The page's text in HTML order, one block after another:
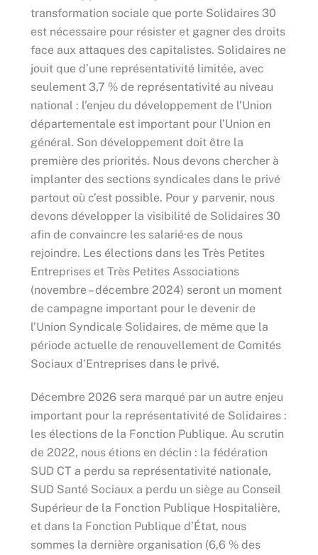
transformation sociale que porte Solidaires 30
est nécessaire pour résister et gagner des droits
face aux attaques des capitalistes. Solidaires ne
jouit que d’une représentativité limitée, avec
seulement 3,7 % de représentativité au niveau
national : l’enjeu du développement de l’Union
départementale est important pour l’Union en
général. Son développement doit être la
première des priorités. Nous devons chercher à
implanter des sections syndicales dans le privé
partout où c’est possible. Pour y parvenir, nous
devons développer la visibilité de Solidaires 30
afin de convaincre les salarié·es de nous
rejoindre. Les élections dans les Très Petites
Entreprises et Très Petites Associations
(novembre – décembre 2024) seront un moment
de campagne important pour le devenir de
l’Union Syndicale Solidaires, de même que la
période actuelle de renouvellement de Comités
Sociaux d’Entreprises dans le privé.
Décembre 2026 sera marqué par un autre enjeu
important pour la représentativité de Solidaires :
les élections de la Fonction Publique. Au scrutin
de 2022, nous étions en déclin : la fédération
SUD CT a perdu sa représentativité nationale,
SUD Santé Sociaux a perdu un siège au Conseil
Supérieur de la Fonction Publique Hospitalière,
et dans la Fonction Publique d’État, nous
sommes la dernière organisation (6,6 % des